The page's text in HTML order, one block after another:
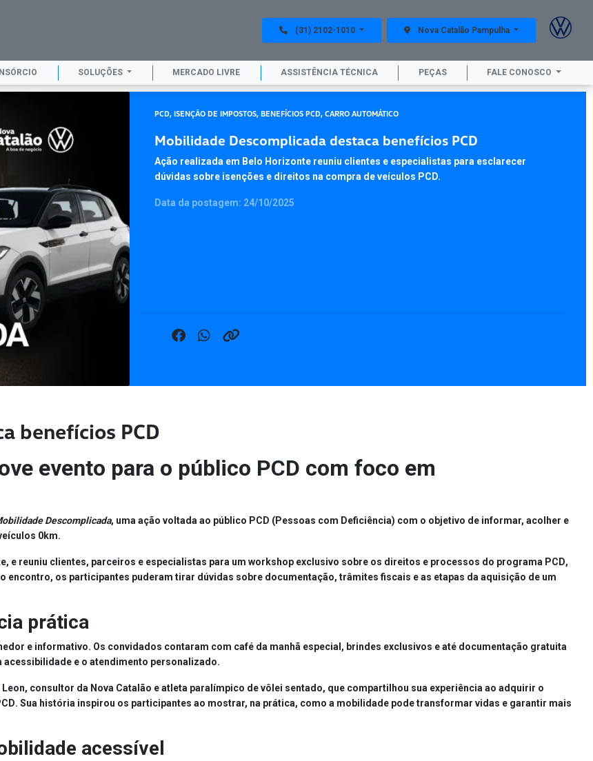
(31) 2102-1010 Nova Catalão Pampulha
SOLUÇÕES MERCADO LIVRE ASSISTÊNCIA TÉCNICA PEÇAS FALE CONOSCO
PCD, ISENÇÃO DE IMPOSTOS, BENEFÍCIOS PCD, CARRO AUTOMÁTICO
Mobilidade Descomplicada destaca benefícios PCD
Ação realizada em Belo Horizonte reuniu clientes e especialistas para esclarecer
dúvidas sobre isenções e direitos na compra de veículos PCD.
Data da postagem: 24/10/2025
benefícios PCD
evento para o público PCD com foco em
Descomplicada, uma ação voltada ao público PCD (Pessoas com Deficiência) com o objetivo de informar, acolher e
0km.
e reuniu clientes, parceiros e especialistas para um workshop exclusivo sobre os direitos e processos do programa PCD,
o encontro, os participantes puderam tirar dúvidas sobre documentação, trâmites fiscais e as etapas da aquisição de um
prática
e informativo. Os convidados contaram com café da manhã especial , brindes exclusivos e até documentação gratuita
e o atendimento personalizado.
Leon, consultor da Nova Catalão eatleta paralímpico de vôlei sentado, que compartilhou sua experiência ao adquirir o
. Sua história inspirou os participantes ao mostrar, na prática, como a mobilidade pode transformar vidas e garantir mais
acessível